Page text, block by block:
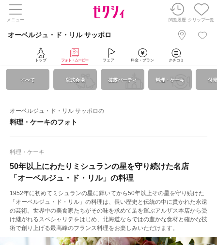
メニュー 閲覧履歴 クリップ一覧
オーベルジュ・ド・リル サッポロ
トップ フォト・ムービー フェア 料金・プラン クチコミ
すべて 挙式会場 披露パーティ 料理・ケーキ 付
オーベルジュ・ド・リル サッポロの
料理・ケーキのフォト
50年以上にわたりミシュランの星を守り続けた名店
「オーベルジュ・ド・リル」の料理
1952年に初めてミシュランの星に輝いてから50年以上その星を守り続けた
「オーベルジュ・ド・リル」の料理は、長い歴史と伝統の中に貫かれた永遠
の芸術。世界中の美食家たちがその味を求めて足を運ぶアルザス本店から受
け継がれるスペシャリテをはじめ、北海道ならではの豊かな食材と確かな技
術で創り上げる最高峰のフランス料理をお楽しみいただけます。
料理・ケーキ